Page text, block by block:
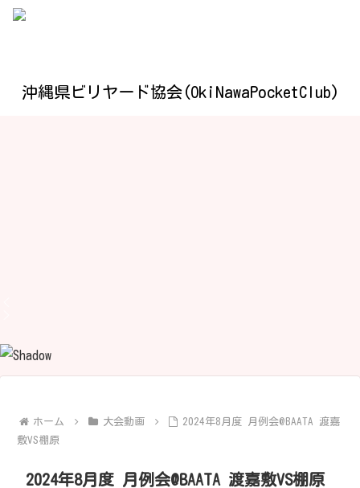
沖縄県ビリヤード協会(OkiNawaPocketClub)
ホーム 大会動画
2024年8月度 月例会@BAATA 渡嘉
敷VS棚原
2024年8月度 月例会@BAATA 渡嘉敷VS棚原